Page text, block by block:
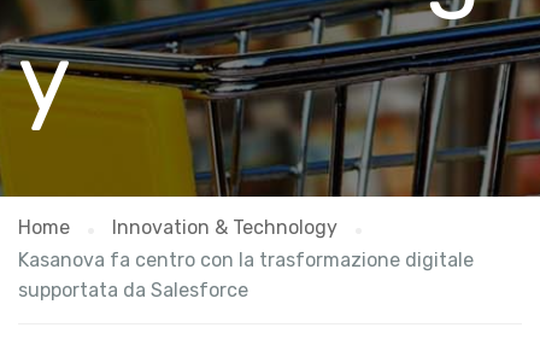
y
Home
Innovation & Technology
Kasanova fa centro con la trasformazione digitale
supportata da Salesforce